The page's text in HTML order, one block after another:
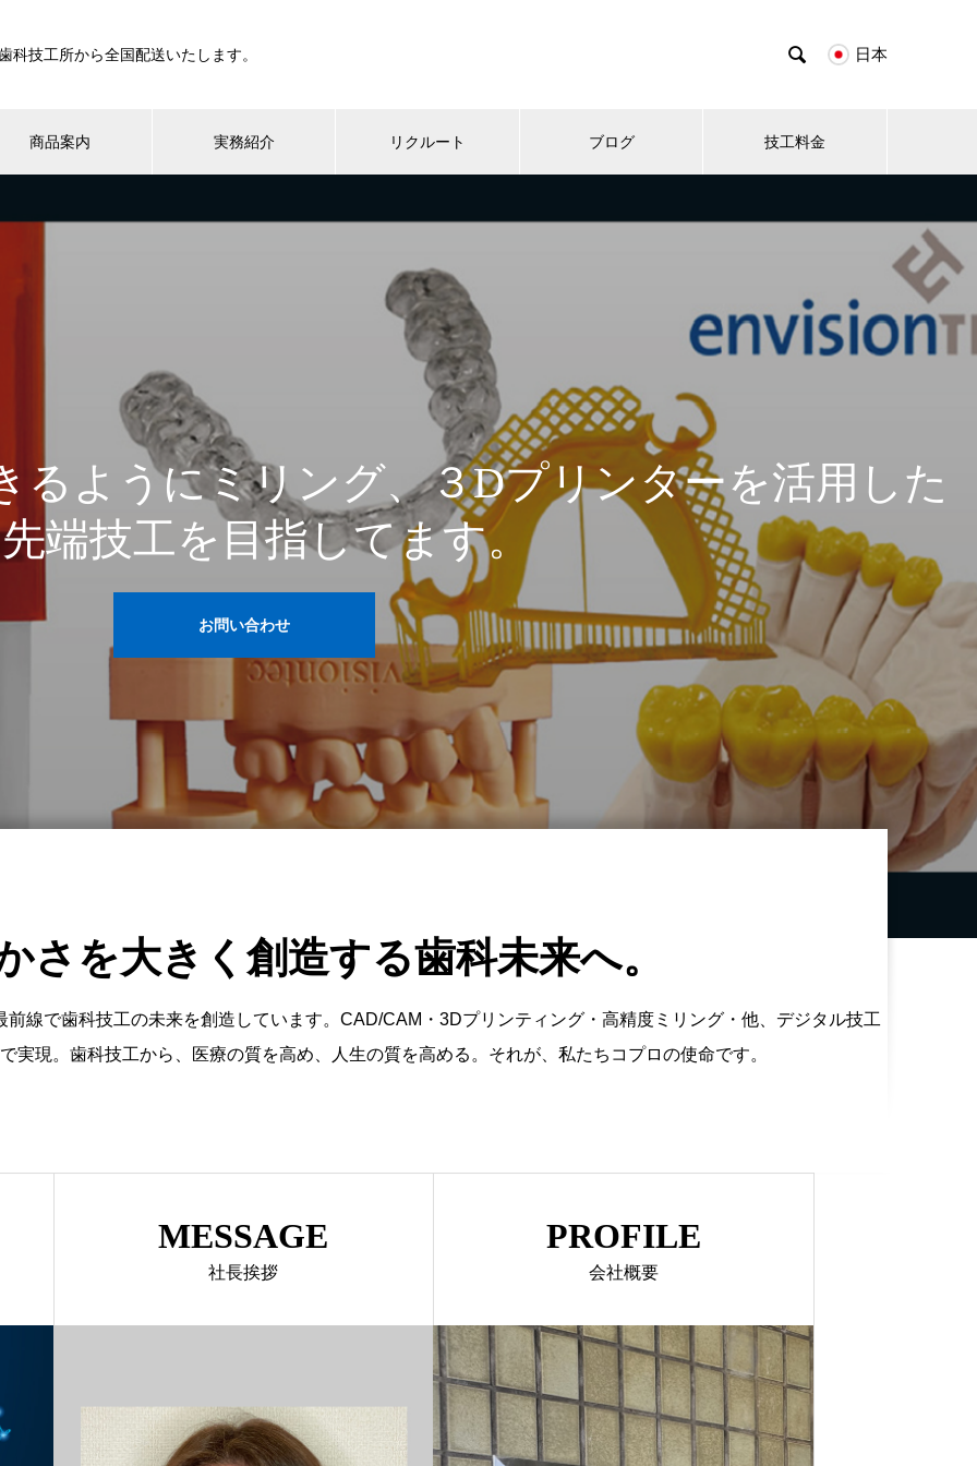
科技工所から全国配送いたします。  日本
商品案内 実務紹介 リクルート ブログ 技工料金
るようにミリング、３Dプリンターを活用した
端技工を目指してます。
お問い合わせ
さを大きく創造する歯科未来へ。
線で歯科技工の未来を創造しています。CAD/CAM・3Dプリンティング・高精度ミリング・他、デジタル技工
実現。歯科技工から、医療の質を高め、人生の質を高める。それが、私たちコプロの使命です。
MESSAGE
社長挨拶
PROFILE
会社概要